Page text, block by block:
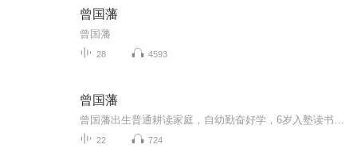
曾国藩
曾国藩
28 4593
曾国藩
22 724